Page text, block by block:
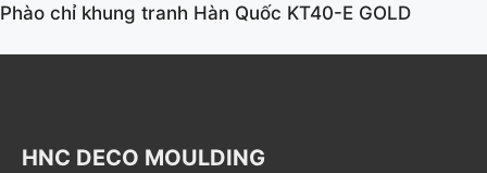
Phào chỉ khung tranh Hàn Quốc KT40-E GOLD
HNC DECO MOULDING